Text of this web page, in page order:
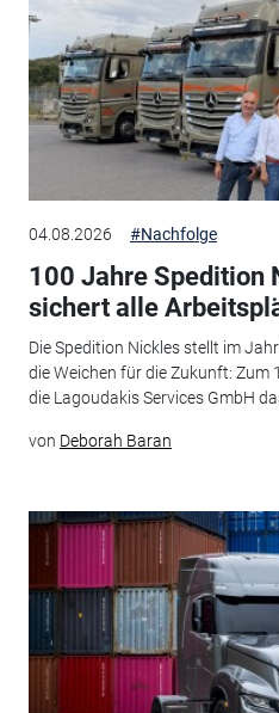
04.08.2026 #Nachfolge
100 Jahre Spedition
sichert alle
Die Spedition Nickles stellt im
die Weichen für die Zukunft: Zum
die Lagoudakis Services GmbH
von Deborah Baran